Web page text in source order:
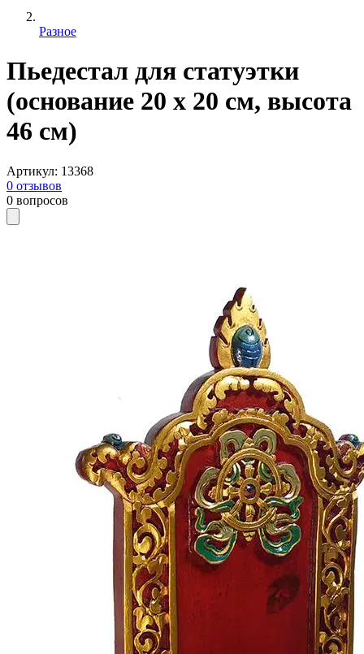
Разное
Пьедестал для статуэтки
(основание 20 x 20 см, высота
46 см)
Артикул: 13368
0 отзывов
0 вопросов